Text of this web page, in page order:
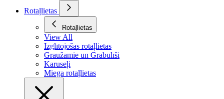
Rotaļlietas
Rotaļlietas
View All
Izglītojošas rotaļlietas
Graužamie un Grabulīši
Karuseļi
Miega rotaļlietas